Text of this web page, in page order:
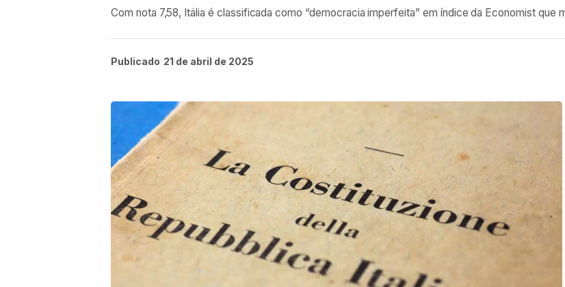
Com nota 7,58, Itália é classificada como “democracia imperfeita” em índice da Economist que
Publicado 21 de abril de 2025